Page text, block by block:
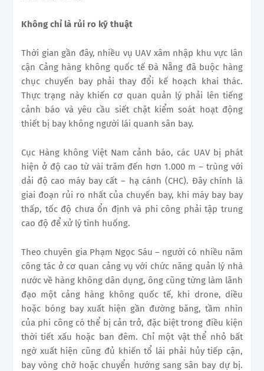
Không chỉ là rủi ro kỹ thuật
Thời gian gần đây, nhiều vụ UAV xâm nhập khu vực lân
cận Cảng hàng không quốc tế Đà Nẵng đã buộc hàng
chục chuyến bay phải thay đổi kế hoạch khai thác.
Thực trạng này khiến cơ quan quản lý phải lên tiếng
cảnh báo và yêu cầu siết chặt kiểm soát hoạt động
thiết bị bay không người lái quanh sân bay.
Cục Hàng không Việt Nam cảnh báo, các UAV bị phát
hiện ở độ cao từ vài trăm đến hơn 1.000 m – trùng với
dải độ cao máy bay cất – hạ cánh (CHC). Đây chính là
giai đoạn rủi ro nhất của chuyến bay, khi máy bay bay
thấp, tốc độ chưa ổn định và phi công phải tập trung
cao độ để xử lý tình huống.
Theo chuyên gia Phạm Ngọc Sáu – người có nhiều năm
công tác ở cơ quan cảng vụ với chức năng quản lý nhà
nước về hàng không dân dụng, ông cũng từng làm lãnh
đạo một cảng hàng không quốc tế, khi drone, diều
hoặc bóng bay xuất hiện gần đường băng, tầm nhìn
của phi công có thể bị cản trở, đặc biệt trong điều kiện
thời tiết xấu hoặc ban đêm. Chỉ một vật thể nhỏ bất
ngờ xuất hiện cũng đủ khiến tổ lái phải hủy tiếp cận,
bay vòng chờ hoặc chuyển hướng sang sân bay dự bị.